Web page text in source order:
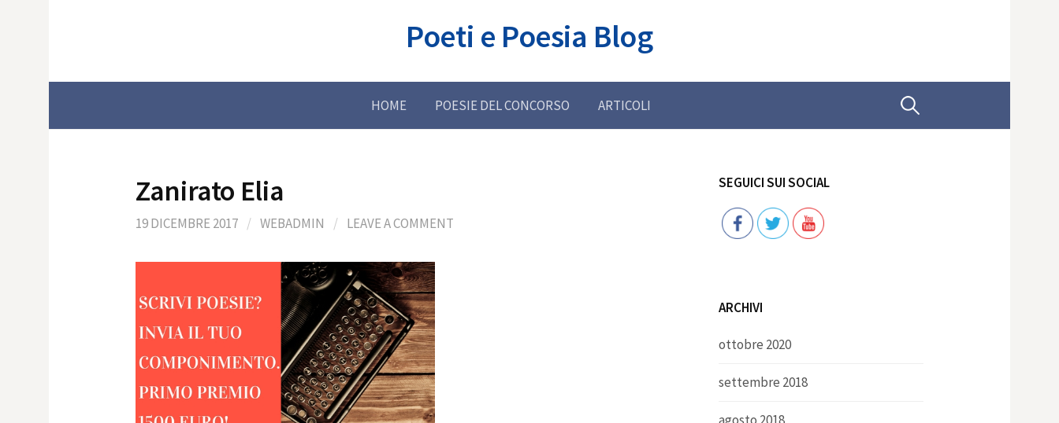
Poeti e Poesia Blog
HOME POESIE DEL CONCORSO ARTICOLI Ricerca
Zanirato Elia
19 DICEMBRE 2017 / WEBADMIN / LEAVE A COMMENT
SEGUICI SUI SOCIAL
Follow
ARCHIVI
ottobre 2020
settembre 2018